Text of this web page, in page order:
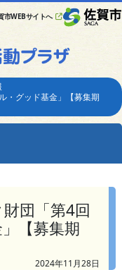
市WEBサイトへ
・グッド基金」【募集期
団「第4回
【募集期
2024年11月28日